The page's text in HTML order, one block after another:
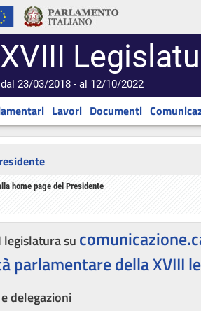
XVIII
dal 23/03/2018 - al 12/10/2022
Lavori Documenti
home page del Presidente
su
parlamentare della XVIII
delegazioni